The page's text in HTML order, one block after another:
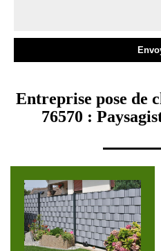
Entreprise pose de
76570 :